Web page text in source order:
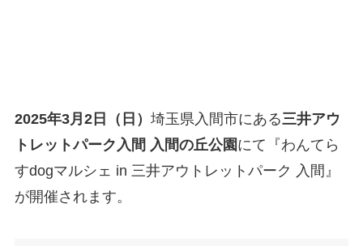
2025年3月2日（日） 埼玉県入間市にある三井アウ
トレットパーク入間 入間の丘公園にて『わんてら
すdogマルシェ in 三井アウトレットパーク 入間』
が開催されます。